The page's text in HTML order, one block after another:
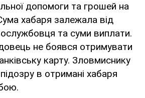
допомоги та грошей на
хабаря залежала від
та суми виплати.
не боявся отримувати
карту. Зловмиснику
в отримані хабаря